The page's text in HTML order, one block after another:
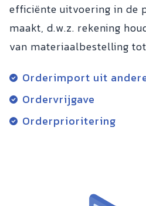
efficiënte uitvoering in de
maakt, d.w.z. rekening
van materiaalbestelling
Orderimport uit
Ordervrijgave
Orderprioritering